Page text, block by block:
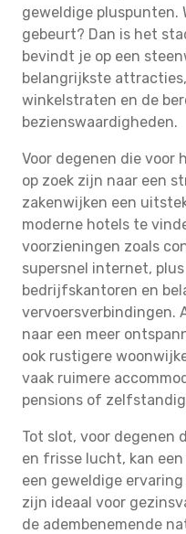
geweldige pluspunten.
gebeurt? Dan is het
bevindt je op een
belangrijkste
winkelstraten en de
bezienswaardigheden.
Voor degenen die voor
op zoek zijn naar een
zakenwijken een
moderne hotels te
voorzieningen zoals
supersnel internet,
bedrijfskantoren en
vervoersverbindingen.
naar een meer
ook rustigere
vaak ruimere
pensions of
Tot slot, voor degenen
en frisse lucht, kan
een geweldige
zijn ideaal voor
de adembenemende